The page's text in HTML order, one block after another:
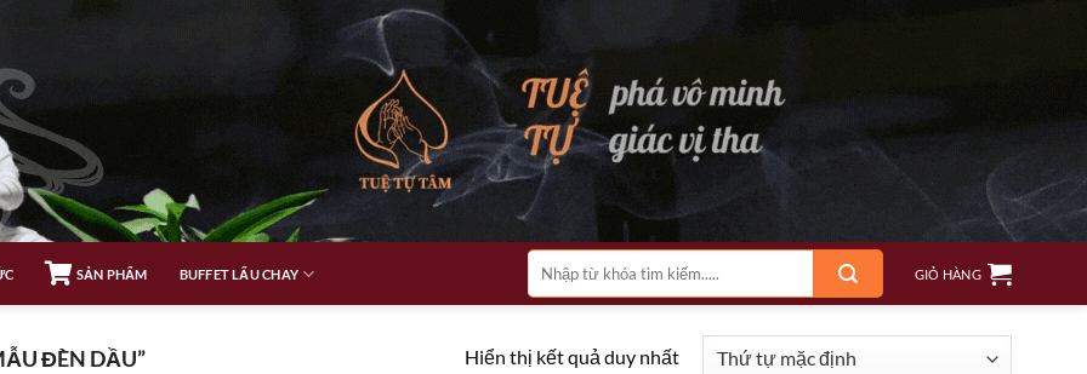
SẢN PHẨM BUFFET LẨU CHAY
Tìm
kiếm:
GIỎ HÀNG
ĐÈN DẦU” Hiển thị kết quả duy nhất